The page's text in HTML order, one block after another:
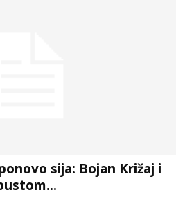
sija: Bojan Križaj i